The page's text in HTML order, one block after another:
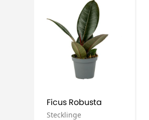
Ficus Robusta
Stecklinge